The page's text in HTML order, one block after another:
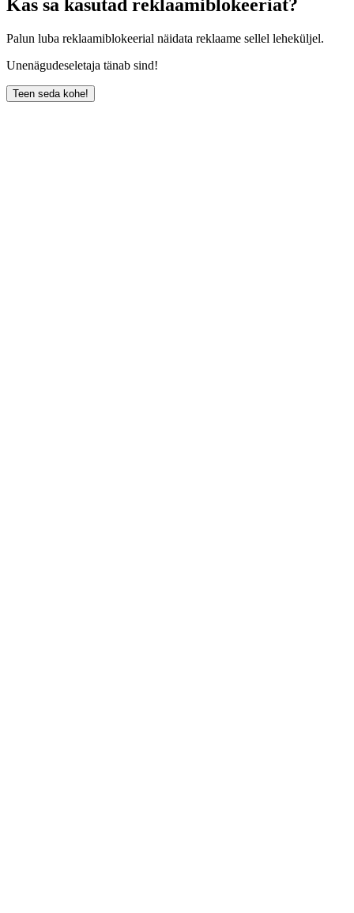
Kas sa kasutad reklaamiblokeeriat?
Palun luba reklaamiblokeerial näidata reklaame sellel leheküljel.
Unenägudeseletaja tänab sind!
Teen seda kohe!